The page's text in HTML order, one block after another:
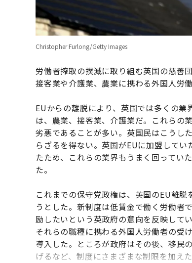
Christopher Furlong/Getty Images
労働者搾取の撲滅に取り組む英国の慈善
接客業や介護業、農業に携わる外国人労
EUからの離脱により、英国では多くの
は、農業、接客業、介護業だ。これらの
劣悪であることが多い。英国民はこうし
らざるを得ない。英国がEUに加盟して
たため、これらの業界もうまく回ってい
た。
これまでの保守党政権は、英国のEU離
うとした。新制度は低賃金で働く労働者
励したいという英政府の意向を反映して
それらの職種に携わる外国人労働者の受
導入した。ところが政府はその後、移民
げるなど、制度にさまざまな制限を加えた